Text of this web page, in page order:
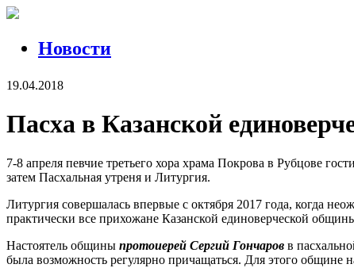
Новости
19.04.2018
Пасха в Казанской
7-8 апреля певчие третьего хора храма Покрова в Рубцове
затем Пасхальная утреня и Литургия.
Литургия совершалась впервые с октября 2017 года, когда
практически все прихожане Казанской единоверческой
Настоятель общины протоиерей Сергий Гончаров в
была возможность регулярно причащаться. Для этого общине